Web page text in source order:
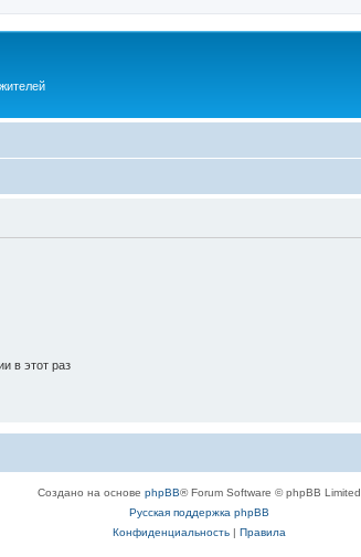
в этот раз
Создано на основе phpBB® Forum Software © phpBB Limited
Русская поддержка phpBB
Конфиденциальность| Правила